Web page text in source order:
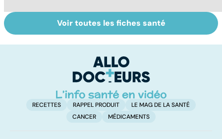
Suicide : prévenir
le passage à
Post-partum : un
bouleversement
naissance
Voir toutes les fiches santé
RECETTES RAPPEL PRODUIT
LE MAG DE LA SANTÉ
CANCER
MÉDICAMENTS